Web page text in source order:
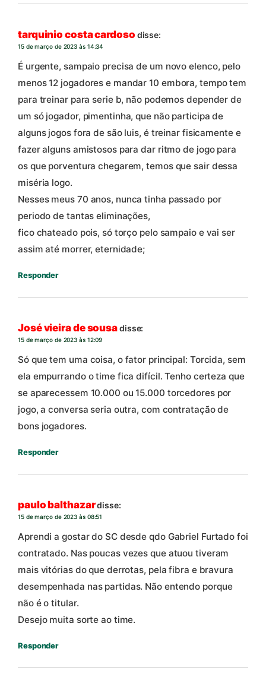
tarquinio costa cardoso disse:
15 de março de 2023 às 14:34
É urgente, sampaio precisa de um novo elenco, pelo
menos 12 jogadores e mandar 10 embora, tempo tem
para treinar para serie b, não podemos depender de
um só jogador, pimentinha, que não participa de
alguns jogos fora de são luis, é treinar fisicamente e
fazer alguns amistosos para dar ritmo de jogo para
os que porventura chegarem, temos que sair dessa
miséria logo.
Nesses meus 70 anos, nunca tinha passado por
periodo de tantas eliminações,
fico chateado pois, só torço pelo sampaio e vai ser
assim até morrer, eternidade;
Responder
José vieira de sousadisse:
15 de março de 2023 às 12:09
Só que tem uma coisa, o fator principal: Torcida, sem
ela empurrando o time fica difícil. Tenho certeza que
se aparecessem 10.000 ou 15.000 torcedores por
jogo, a conversa seria outra, com contratação de
bons jogadores.
Responder
paulo balthazardisse:
15 de março de 2023 às 08:51
Aprendi a gostar do SC desde qdo Gabriel Furtado foi
contratado. Nas poucas vezes que atuou tiveram
mais vitórias do que derrotas, pela fibra e bravura
desempenhada nas partidas. Não entendo porque
não é o titular.
Desejo muita sorte ao time.
Responder